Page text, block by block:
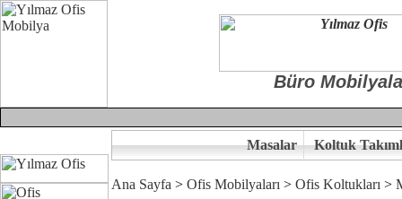
Büro
Masalar Koltuk
Ana Sayfa > Ofis Mobilyaları > Ofis Koltukları >